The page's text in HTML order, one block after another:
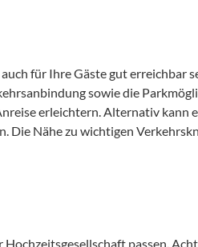
für Ihre Gäste gut erreichbar
erleichtern. Alternativ kann
Die Nähe zu wichtigen
passen.